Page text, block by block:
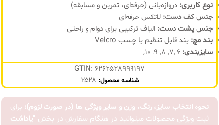
نوع کاربری: دروازه‌بانی (حرفه‌ای، تمرین و مسابقه)
جنس کف دست: لاتکس حرفه‌ای
جنس پشت دست: الیاف ترکیبی برای دوام و راحتی
بند مچ: بند قابل تنظیم با چسب Velcro
سایزبندی:
GTIN: 6262528999197
شناسه محصول: ۲۵۲۸
نحوه انتخاب سایز، رنگ، وزن و سایر ویژگی ها (در صورت لزوم): برای
ثبت ویژگی محصولات میتوانید در هنگام سفارش در بخش "یاداشت